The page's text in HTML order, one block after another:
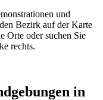
und
Bezirk auf der Karte
Orte oder suchen Sie
rechts.
in